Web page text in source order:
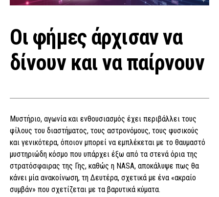
Οι φήμες άρχισαν να
δίνουν και να παίρνουν
Μυστήριο, αγωνία και ενθουσιασμός έχει περιβάλλει τους
φίλους του διαστήματος, τους αστρονόμους, τους φυσικούς
και γενικότερα, όποιον μπορεί να εμπλέκεται με το θαυμαστό
μυστηριώδη κόσμο που υπάρχει έξω από τα στενά όρια της
στρατόσφαιρας της Γης, καθώς η NASA, αποκάλυψε πως θα
κάνει μία ανακοίνωση, τη Δευτέρα, σχετικά με ένα «ακραίο
συμβάν» που σχετίζεται με τα βαρυτικά κύματα.